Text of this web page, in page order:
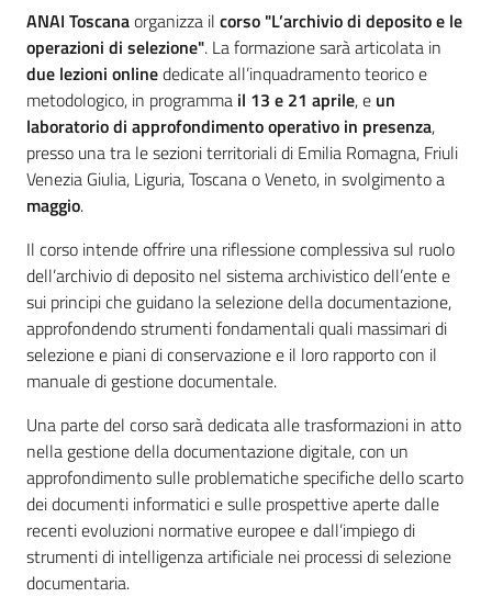
ANAI Toscanaorganizza il corso "L’archivio di deposito e le
operazioni di selezione". La formazione sarà articolata in
due lezioni onlinededicate all’inquadramento teorico e
metodologico, in programma il 13 e 21 aprile, e un
laboratorio di approfondimento operativo in presenza,
presso una tra le sezioni territoriali di Emilia Romagna, Friuli
Venezia Giulia, Liguria, Toscana o Veneto, in svolgimento a
maggio.
Il corso intende offrire una riflessione complessiva sul ruolo
dell’archivio di deposito nel sistema archivistico dell’ente e
sui principi che guidano la selezione della documentazione,
approfondendo strumenti fondamentali quali massimari di
selezione e piani di conservazione e il loro rapporto con il
manuale di gestione documentale.
Una parte del corso sarà dedicata alle trasformazioni in atto
nella gestione della documentazione digitale, con un
approfondimento sulle problematiche specifiche dello scarto
dei documenti informatici e sulle prospettive aperte dalle
recenti evoluzioni normative europee e dall’impiego di
strumenti di intelligenza artificiale nei processi di selezione
documentaria.